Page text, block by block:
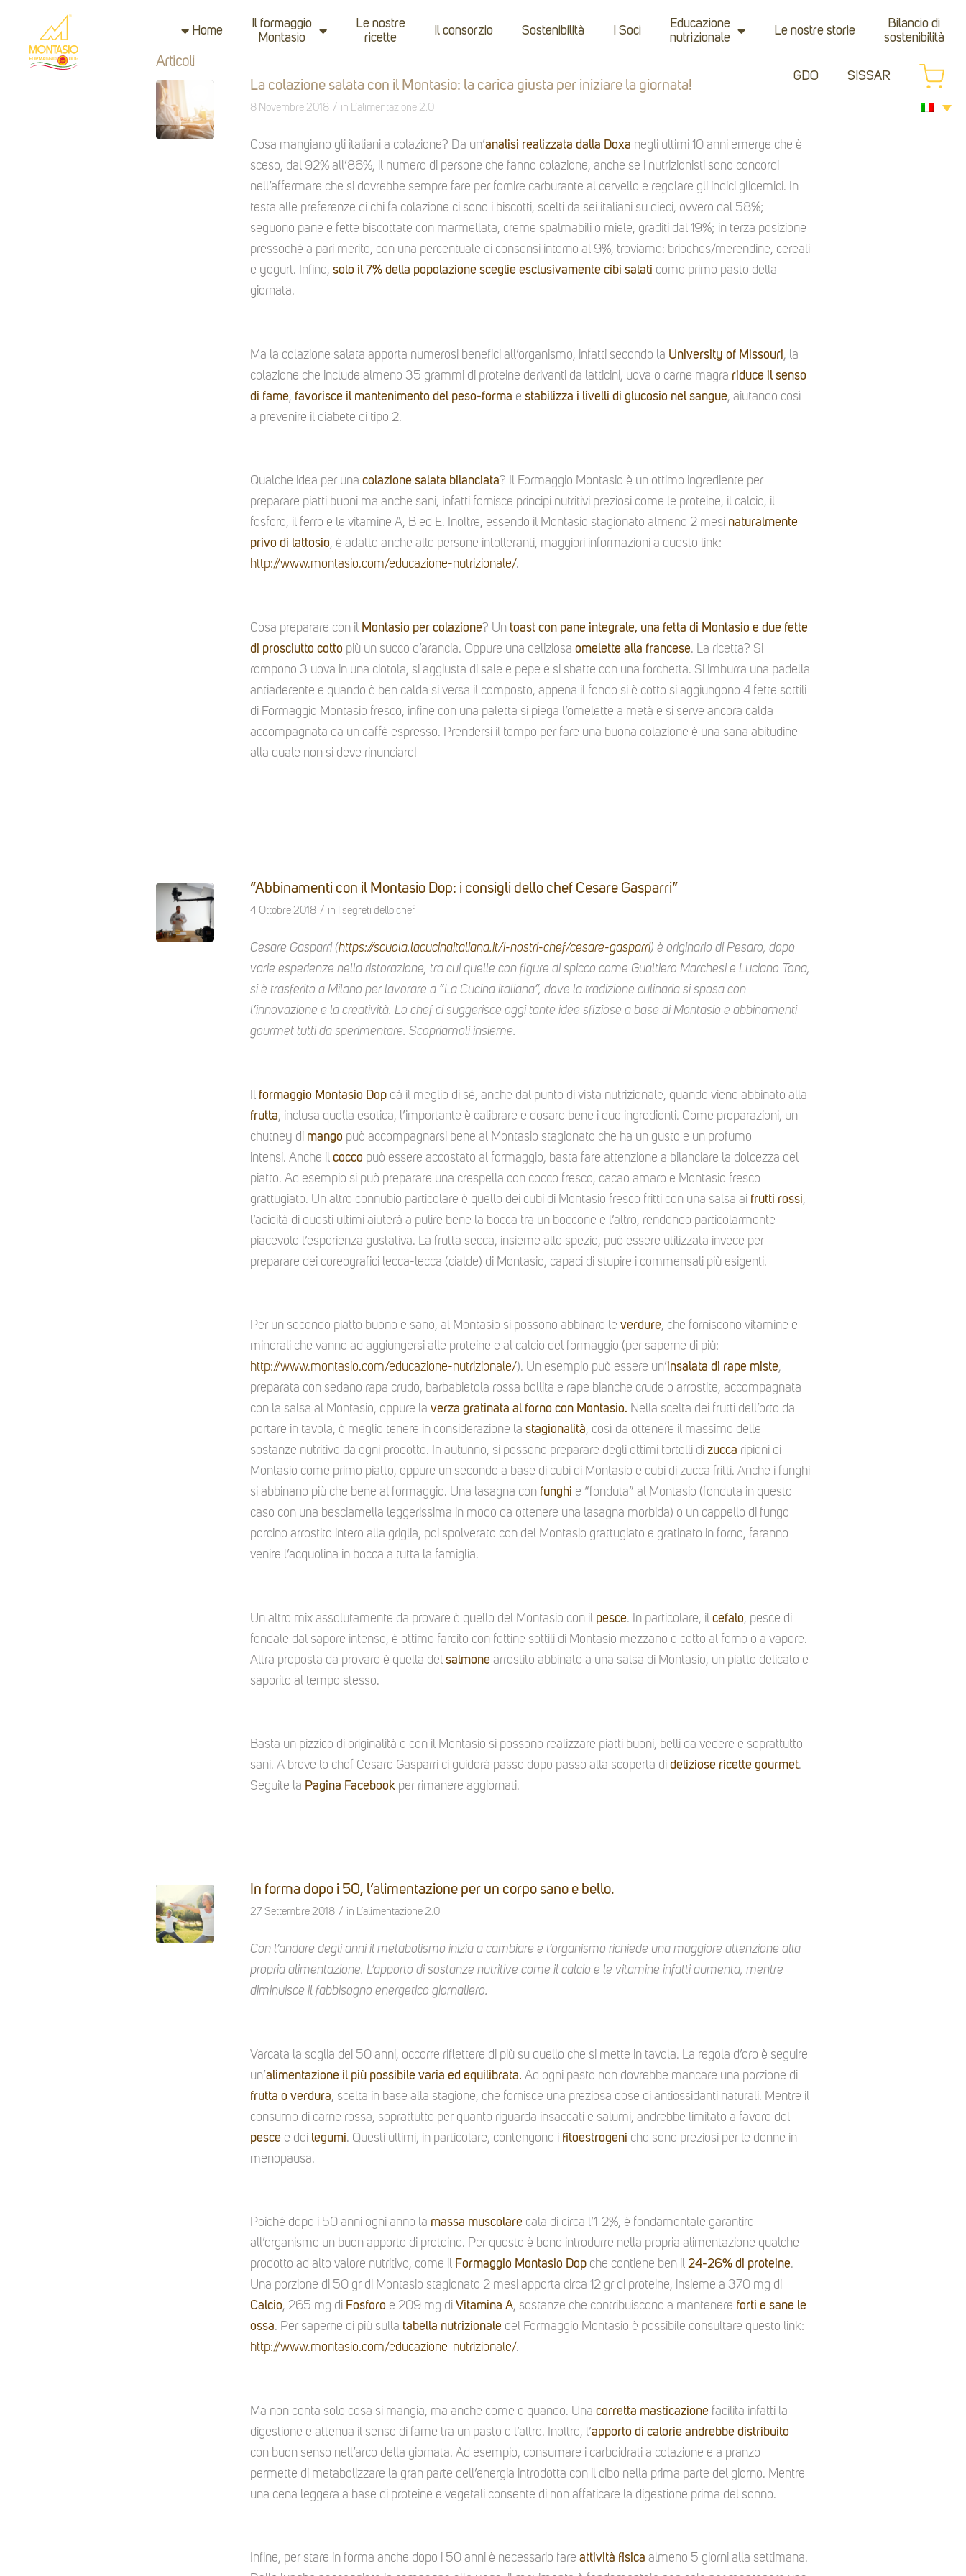
Home
Il formaggio
Montasio
Le nostre
ricette
Il consorzio Sostenibilità I Soci
Educazione
nutrizionale
Le nostre storie
Bilancio di
sostenibilità
GDO SISSAR
Articoli
La colazione salata con il Montasio: la carica giusta per iniziare la giornata!
8 Novembre 2018 / in L’alimentazione 2.0
Cosa mangiano gli italiani a colazione? Da un’analisi realizzata dalla Doxa negli ultimi 10 anni emerge che è
sceso, dal 92% all’86%, il numero di persone che fanno colazione, anche se i nutrizionisti sono concordi
nell’affermare che si dovrebbe sempre fare per fornire carburante al cervello e regolare gli indici glicemici. In
testa alle preferenze di chi fa colazione ci sono i biscotti, scelti da sei italiani su dieci, ovvero dal 58%;
seguono pane e fette biscottate con marmellata, creme spalmabili o miele, graditi dal 19%; in terza posizione
pressoché a pari merito, con una percentuale di consensi intorno al 9%, troviamo: brioches/merendine, cereali
e yogurt. Infine, solo il 7% della popolazione sceglie esclusivamente cibi salati come primo pasto della
giornata.
Ma la colazione salata apporta numerosi benefici all’organismo, infatti secondo la University of Missouri, la
colazione che include almeno 35 grammi di proteine derivanti da latticini, uova o carne magra riduce il senso
di fame, favorisce il mantenimento del peso-forma e stabilizza i livelli di glucosio nel sangue, aiutando così
a prevenire il diabete di tipo 2.
Qualche idea per una colazione salata bilanciata ? Il Formaggio Montasio è un ottimo ingrediente per
preparare piatti buoni ma anche sani, infatti fornisce principi nutritivi preziosi come le proteine, il calcio, il
fosforo, il ferro e le vitamine A, B ed E. Inoltre, essendo il Montasio stagionato almeno 2 mesi naturalmente
privo di lattosio, è adatto anche alle persone intolleranti, maggiori informazioni a questo link:
http://www.montasio.com/educazione-nutrizionale/.
Cosa preparare con il Montasio per colazione? Un toast con pane integrale, una fetta di Montasio e due fette
di prosciutto cotto più un succo d’arancia. Oppure una deliziosa omelette alla francese. La ricetta? Si
rompono 3 uova in una ciotola, si aggiusta di sale e pepe e si sbatte con una forchetta. Si imburra una padella
antiaderente e quando è ben calda si versa il composto, appena il fondo si è cotto si aggiungono 4 fette sottili
di Formaggio Montasio fresco, infine con una paletta si piega l’omelette a metà e si serve ancora calda
accompagnata da un caffè espresso. Prendersi il tempo per fare una buona colazione è una sana abitudine
alla quale non si deve rinunciare!
“Abbinamenti con il Montasio Dop: i consigli dello chef Cesare Gasparri”
4 Ottobre 2018 / in I segreti dello chef
Cesare Gasparri (https://scuola.lacucinaitaliana.it/i-nostri-chef/cesare-gasparri) è originario di Pesaro, dopo
varie esperienze nella ristorazione, tra cui quelle con figure di spicco come Gualtiero Marchesi e Luciano Tona,
si è trasferito a Milano per lavorare a “La Cucina italiana”, dove la tradizione culinaria si sposa con
l’innovazione e la creatività. Lo chef ci suggerisce oggi tante idee sfiziose a base di Montasio e abbinamenti
gourmet tutti da sperimentare. Scopriamoli insieme.
Il formaggio Montasio Dop dà il meglio di sé, anche dal punto di vista nutrizionale, quando viene abbinato alla
frutta, inclusa quella esotica, l’importante è calibrare e dosare bene i due ingredienti. Come preparazioni, un
chutney di mango può accompagnarsi bene al Montasio stagionato che ha un gusto e un profumo
intensi. Anche il cocco può essere accostato al formaggio, basta fare attenzione a bilanciare la dolcezza del
piatto. Ad esempio si può preparare una crespella con cocco fresco, cacao amaro e Montasio fresco
grattugiato. Un altro connubio particolare è quello dei cubi di Montasio fresco fritti con una salsa ai frutti rossi,
l’acidità di questi ultimi aiuterà a pulire bene la bocca tra un boccone e l’altro, rendendo particolarmente
piacevole l’esperienza gustativa. La frutta secca, insieme alle spezie, può essere utilizzata invece per
preparare dei coreografici lecca-lecca (cialde) di Montasio, capaci di stupire i commensali più esigenti.
Per un secondo piatto buono e sano, al Montasio si possono abbinare le verdure, che forniscono vitamine e
minerali che vanno ad aggiungersi alle proteine e al calcio del formaggio (per saperne di più:
http://www.montasio.com/educazione-nutrizionale/). Un esempio può essere un’insalata di rape miste,
preparata con sedano rapa crudo, barbabietola rossa bollita e rape bianche crude o arrostite, accompagnata
con la salsa al Montasio, oppure la verza gratinata al forno con Montasio. Nella scelta dei frutti dell’orto da
portare in tavola, è meglio tenere in considerazione la stagionalità, così da ottenere il massimo delle
sostanze nutritive da ogni prodotto. In autunno, si possono preparare degli ottimi tortelli di zucca ripieni di
Montasio come primo piatto, oppure un secondo a base di cubi di Montasio e cubi di zucca fritti. Anche i funghi
si abbinano più che bene al formaggio. Una lasagna con funghi e “fonduta” al Montasio (fonduta in questo
caso con una besciamella leggerissima in modo da ottenere una lasagna morbida) o un cappello di fungo
porcino arrostito intero alla griglia, poi spolverato con del Montasio grattugiato e gratinato in forno, faranno
venire l’acquolina in bocca a tutta la famiglia.
Un altro mix assolutamente da provare è quello del Montasio con il pesce. In particolare, il cefalo, pesce di
fondale dal sapore intenso, è ottimo farcito con fettine sottili di Montasio mezzano e cotto al forno o a vapore.
Altra proposta da provare è quella del salmone arrostito abbinato a una salsa di Montasio, un piatto delicato e
saporito al tempo stesso.
Basta un pizzico di originalità e con il Montasio si possono realizzare piatti buoni, belli da vedere e soprattutto
sani. A breve lo chef Cesare Gasparri ci guiderà passo dopo passo alla scoperta di deliziose ricette gourmet.
Seguite la Pagina Facebook per rimanere aggiornati.
In forma dopo i 50, l’alimentazione per un corpo sano e bello.
27 Settembre 2018 / in L’alimentazione 2.0
Con l’andare degli anni il metabolismo inizia a cambiare e l’organismo richiede una maggiore attenzione alla
propria alimentazione. L’apporto di sostanze nutritive come il calcio e le vitamine infatti aumenta, mentre
diminuisce il fabbisogno energetico giornaliero.
Varcata la soglia dei 50 anni, occorre riflettere di più su quello che si mette in tavola. La regola d’oro è seguire
un’alimentazione il più possibile varia ed equilibrata. Ad ogni pasto non dovrebbe mancare una porzione di
frutta o verdura, scelta in base alla stagione, che fornisce una preziosa dose di antiossidanti naturali. Mentre il
consumo di carne rossa, soprattutto per quanto riguarda insaccati e salumi, andrebbe limitato a favore del
pesce e dei legumi. Questi ultimi, in particolare, contengono i fitoestrogeni che sono preziosi per le donne in
menopausa.
Poiché dopo i 50 anni ogni anno la massa muscolare cala di circa l’1-2%, è fondamentale garantire
all’organismo un buon apporto di proteine. Per questo è bene introdurre nella propria alimentazione qualche
prodotto ad alto valore nutritivo, come il Formaggio Montasio Dop che contiene ben il 24-26% di proteine.
Una porzione di 50 gr di Montasio stagionato 2 mesi apporta circa 12 gr di proteine, insieme a 370 mg di
Calcio, 265 mg di Fosforo e 209 mg di Vitamina A, sostanze che contribuiscono a mantenere forti e sane le
ossa. Per saperne di più sulla tabella nutrizionale del Formaggio Montasio è possibile consultare questo link:
http://www.montasio.com/educazione-nutrizionale/.
Ma non conta solo cosa si mangia, ma anche come e quando. Una corretta masticazione facilita infatti la
digestione e attenua il senso di fame tra un pasto e l’altro. Inoltre, l’apporto di calorie andrebbe distribuito
con buon senso nell’arco della giornata. Ad esempio, consumare i carboidrati a colazione e a pranzo
permette di metabolizzare la gran parte dell’energia introdotta con il cibo nella prima parte del giorno. Mentre
una cena leggera a base di proteine e vegetali consente di non affaticare la digestione prima del sonno.
Infine, per stare in forma anche dopo i 50 anni è necessario fare attività fisica almeno 5 giorni alla settimana.